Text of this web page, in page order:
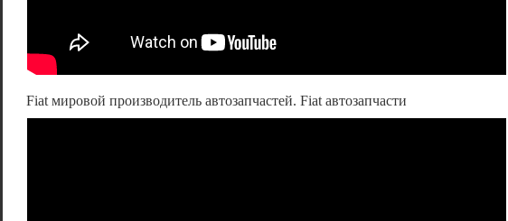
Fiat мировой производитель автозапчастей. Fiat автозапчасти